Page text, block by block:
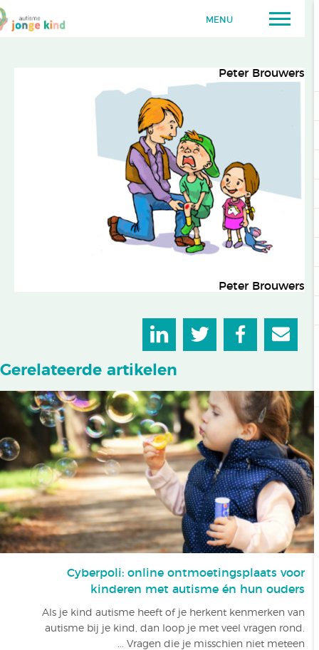
MENU
Peter Brouwers
Peter Brouwers
Gerelateerde artikelen
Cyberpoli: online ontmoetingsplaats voor
kinderen met autisme én hun ouders
Als je kind autisme heeft of je herkent kenmerken van
autisme bij je kind, dan loop je met veel vragen rond.
Vragen die je misschien niet meteen ...